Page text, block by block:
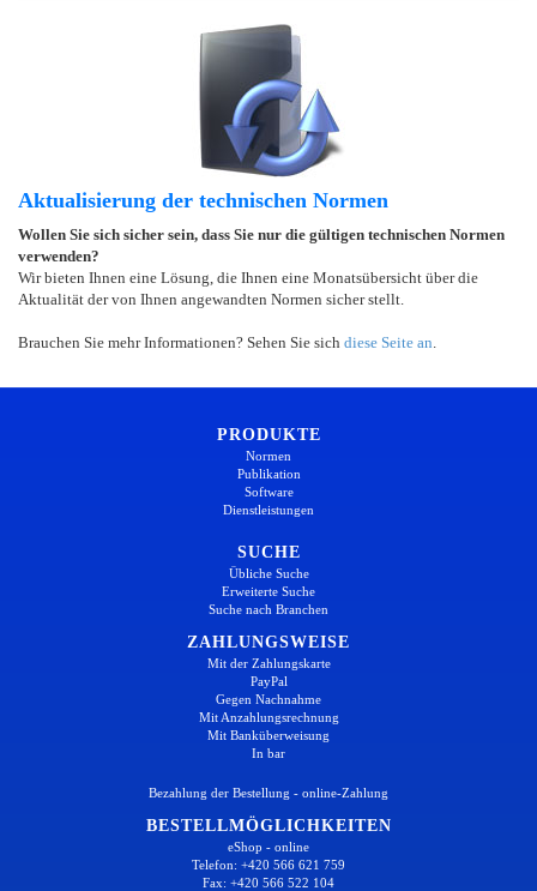
Aktualisierung der technischen Normen
Wollen Sie sich sicher sein, dass Sie nur die gültigen technischen Normen
verwenden?
Wir bieten Ihnen eine Lösung, die Ihnen eine Monatsübersicht über die
Aktualität der von Ihnen angewandten Normen sicher stellt.
Brauchen Sie mehr Informationen? Sehen Sie sich diese Seite an
PRODUKTE
Normen
Publikation
Software
Dienstleistungen
SUCHE
Übliche Suche
Erweiterte Suche
Suche nach Branchen
ZAHLUNGSWEISE
Mit der Zahlungskarte
PayPal
Gegen Nachnahme
Mit Anzahlungsrechnung
Mit Banküberweisung
In bar
Bezahlung der Bestellung - online-Zahlung
BESTELLMÖGLICHKEITEN
eShop - online
Telefon: +420 566 621 759
Fax: +420 566 522 104